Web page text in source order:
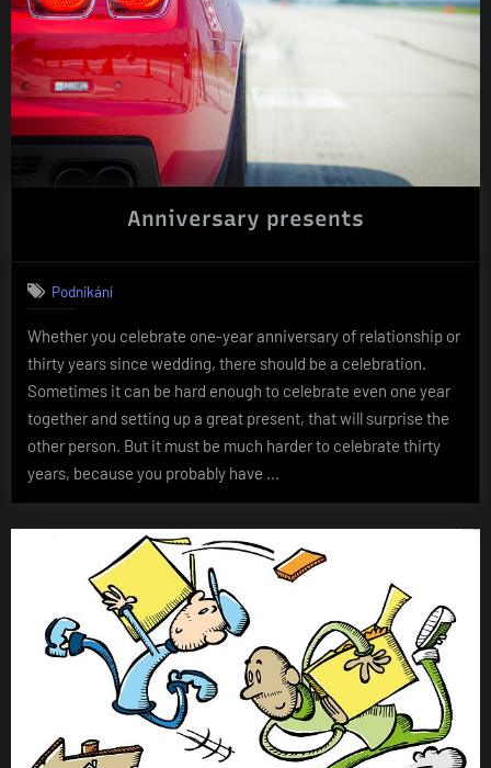
Anniversary presents
Podnikání
Whether you celebrate one-year anniversary of relationship or
thirty years since wedding, there should be a celebration.
Sometimes it can be hard enough to celebrate even one year
together and setting up a great present, that will surprise the
other person. But it must be much harder to celebrate thirty
years, because you probably have …